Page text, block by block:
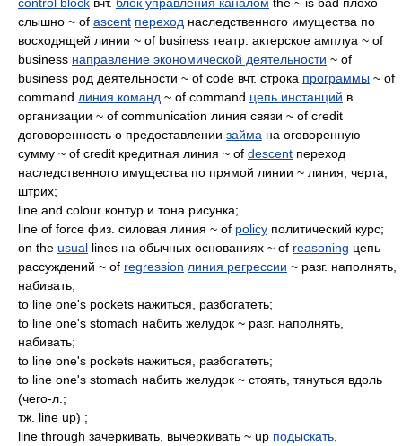
слышно ~ of ascent переход наследственного имущества по
восходящей линии ~ of business театр. актерское амплуа ~ of
business направление экономической деятельности ~ of
business род деятельности ~ of code вчт. строка программы ~ of
command линия команд ~ of command цепь инстанций в
организации ~ of communication линия связи ~ of credit
договоренность о предоставлении займа на оговоренную
сумму ~ of credit кредитная линия ~ of descent переход
наследственного имущества по прямой линии ~ линия, черта;
штрих;
line and colour контур и тона рисунка;
line of force физ. силовая линия ~ of policy политический курс;
on the usual lines на обычных основаниях ~ of reasoning цепь
рассуждений ~ of regression линия регрессии ~ разг. наполнять,
набивать;
to line one's pockets нажиться, разбогатеть;
to line one's stomach набить желудок ~ разг. наполнять,
набивать;
to line one's pockets нажиться, разбогатеть;
to line one's stomach набить желудок ~ стоять, тянуться вдоль
(чего-л.;
тж. line up) ;
line through зачеркивать, вычеркивать ~ up подыскать